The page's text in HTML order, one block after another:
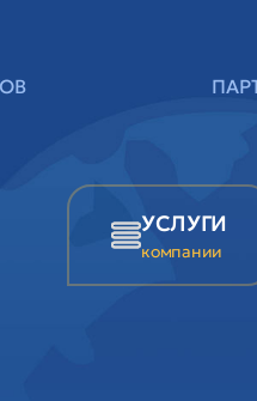
УСЛУГИ
компании